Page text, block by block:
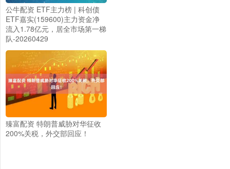
公牛配资 ETF主力榜 | 科创债
ETF嘉实(159600)主力资金净
流入1.78亿元，居全市场第一梯
队-20260429
臻富配资 特朗普威胁对华征收
200%关税，外交部回应！